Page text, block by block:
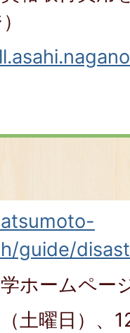
guide/
学ホームペー
土曜日）、